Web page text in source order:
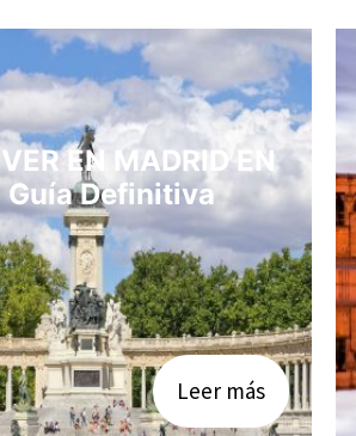
EN MADRID EN
Guía Definitiva
Leer más